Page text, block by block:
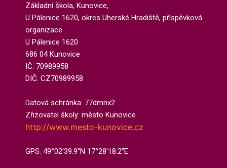
Základní škola, Kunovice,
U Pálenice 1620, okres Uherské Hradiště, příspěvková
organizace
U Pálenice 1620
686 04 Kunovice
IČ: 70989958
DIČ: CZ70989958
Datová schránka: 77dmnx2​
Zřizovatel školy: město Kunovice
http://www.mesto-kunovice.cz
GPS: 49°02'39.9"N 17°28'18.2"E